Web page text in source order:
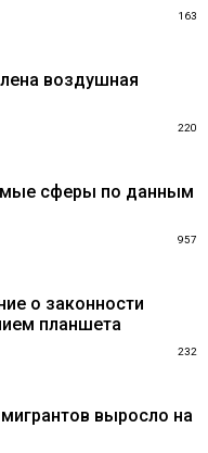
163
воздушная
220
сферы по данным
957
о законности
планшета
232
выросло на